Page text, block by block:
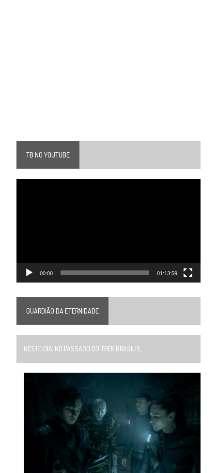
TB NO YOUTUBE
00:00 01:13:59
GUARDIÃO DA ETERNIDADE
NESTE DIA, NO PASSADO DO TREK BRASILIS...